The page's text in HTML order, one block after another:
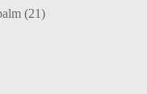
(21)